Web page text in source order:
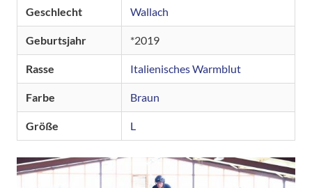
Geschlecht Wallach
Geburtsjahr 2019
Rasse Italienisches Warmblut
Farbe Braun
Größe L